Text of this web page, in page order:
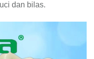
dan bilas.